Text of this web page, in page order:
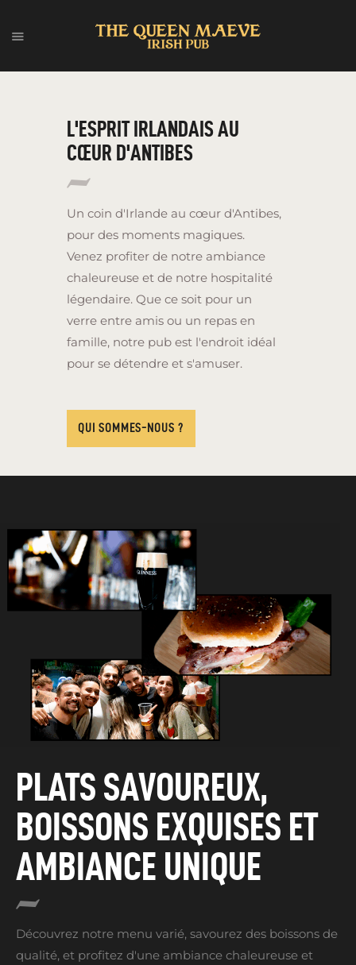
QUI SOMMES-NOUS ?
MENU
CONTACT
ENGLISH (UK)
L'ESPRIT IRLANDAIS AU
CŒUR D'ANTIBES
Un coin d'Irlande au cœur d'Antibes,
pour des moments magiques.
Venez profiter de notre ambiance
chaleureuse et de notre hospitalité
légendaire. Que ce soit pour un
verre entre amis ou un repas en
famille, notre pub est l'endroit idéal
pour se détendre et s'amuser.
QUI SOMMES-NOUS ?
PLATS SAVOUREUX,
BOISSONS EXQUISES ET
AMBIANCE UNIQUE
Découvrez notre menu varié, savourez des boissons de
qualité, et profitez d'une ambiance chaleureuse et